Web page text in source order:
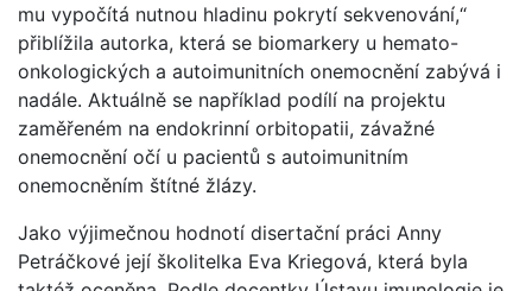
mu vypočítá nutnou hladinu pokrytí sekvenování,“
přiblížila autorka, která se biomarkery u hemato-
onkologických a autoimunitních onemocnění zabývá i
nadále. Aktuálně se například podílí na projektu
zaměřeném na endokrinní orbitopatii, závažné
onemocnění očí u pacientů s autoimunitním
onemocněním štítné žlázy.
Jako výjimečnou hodnotí disertační práci Anny
Petráčkové její školitelka Eva Kriegová, která byla